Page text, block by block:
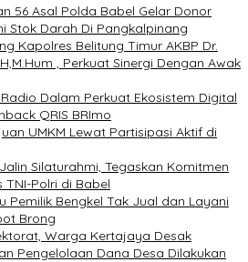
56 Asal Polda Babel Gelar Donor
Stok Darah Di Pangkalpinang
Kapolres Belitung Timur AKBP Dr.
, Perkuat Sinergi Dengan Awak
Dalam Perkuat Ekosistem Digital
QRIS BRImo
UMKM Lewat Partisipasi Aktif di
Silaturahmi, Tegaskan Komitmen
TNI-Polri di Babel
Pemilik Bengkel Tak Jual dan Layani
Brong
Warga Kertajaya Desak
Pengelolaan Dana Desa Dilakukan